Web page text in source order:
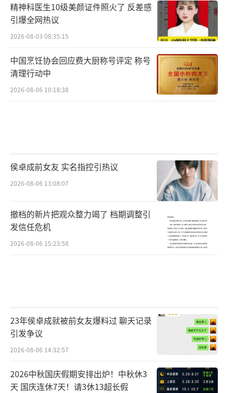
精神科医生10级美颜证件照火了 反差感
引爆全网热议
2026-08-03 08:35:15
中国烹饪协会回应费大厨称号评定 称号
清理行动中
2026-08-06 10:18:38
侯卓成前女友 实名指控引热议
2026-08-06 13:08:07
撤档的新片把观众整力竭了 档期调整引
发信任危机
2026-08-06 15:23:58
23年侯卓成就被前女友爆料过 聊天记录
引发争议
2026-08-06 14:32:57
2026中秋国庆假期安排出炉！中秋休3
天 国庆连休7天！请3休13超长假